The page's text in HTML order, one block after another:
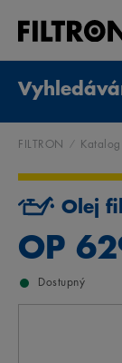
FILTRON Katalog
Olej
OP
Dostupný